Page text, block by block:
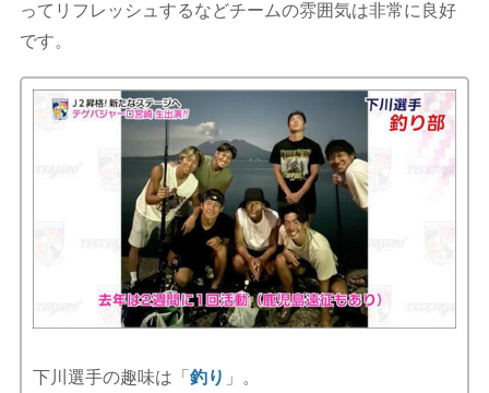
ってリフレッシュするなどチームの雰囲気は非常に良好
です。
下川選手の趣味は「釣り 」。